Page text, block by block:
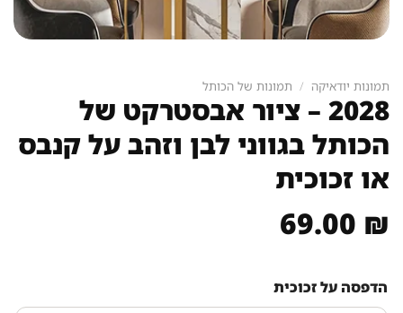
תמונות יודאיקה / תמונות של הכותל
2028 – ציור אבסטרקט של
הכותל בגווני לבן וזהב על קנבס
או זכוכית
69.00 ₪
הדפסה על זכוכית